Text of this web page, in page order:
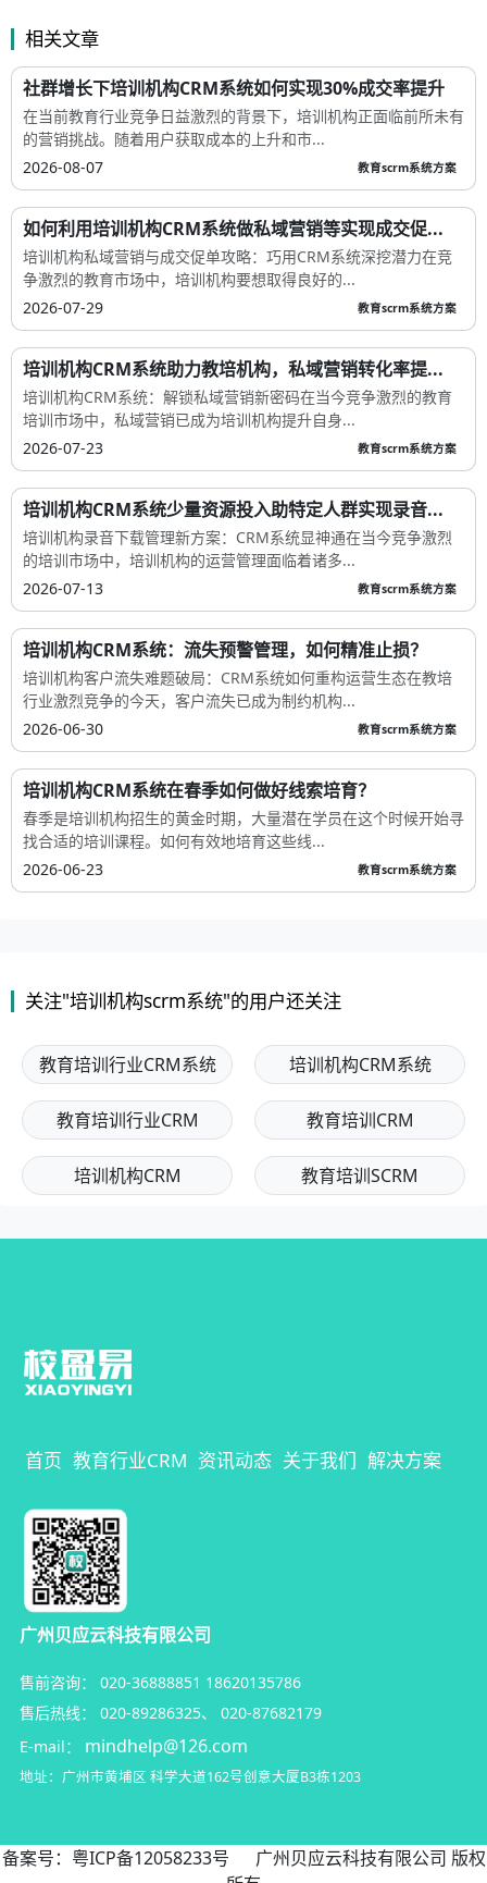
相关文章
社群增长下培训机构CRM系统如何实现30%成交率提升
在当前教育行业竞争日益激烈的背景下，培训机构正面临前所未有
的营销挑战。随着用户获取成本的上升和市...
2026-08-07
教育scrm系统方案
如何利用培训机构CRM系统做私域营销等实现成交促...
培训机构私域营销与成交促单攻略：巧用CRM系统深挖潜力在竞
争激烈的教育市场中，培训机构要想取得良好的...
2026-07-29
教育scrm系统方案
培训机构CRM系统助力教培机构，私域营销转化率提...
培训机构CRM系统：解锁私域营销新密码在当今竞争激烈的教育
培训市场中，私域营销已成为培训机构提升自身...
2026-07-23
教育scrm系统方案
培训机构CRM系统少量资源投入助特定人群实现录音...
培训机构录音下载管理新方案：CRM系统显神通在当今竞争激烈
的培训市场中，培训机构的运营管理面临着诸多...
2026-07-13
教育scrm系统方案
培训机构CRM系统：流失预警管理，如何精准止损？
培训机构客户流失难题破局：CRM系统如何重构运营生态在教培
行业激烈竞争的今天，客户流失已成为制约机构...
2026-06-30
教育scrm系统方案
培训机构CRM系统在春季如何做好线索培育？
春季是培训机构招生的黄金时期，大量潜在学员在这个时候开始寻
找合适的培训课程。如何有效地培育这些线...
2026-06-23
教育scrm系统方案
关注"培训机构scrm系统"的用户还关注
教育培训行业CRM系统 培训机构CRM系统
教育培训行业CRM 教育培训CRM
培训机构CRM 教育培训SCRM
首页 教育行业CRM 资讯动态 关于我们 解决方案
广州贝应云科技有限公司
售前咨询： 020-36888851 18620135786
售后热线：
020-89286325、 020-87682179
E-mail：
mindhelp@126.com
地址：广州市黄埔区 科学大道162号创意大厦B3栋1203
备案号： 粤ICP备12058233号 广州贝应云科技有限公司 版权